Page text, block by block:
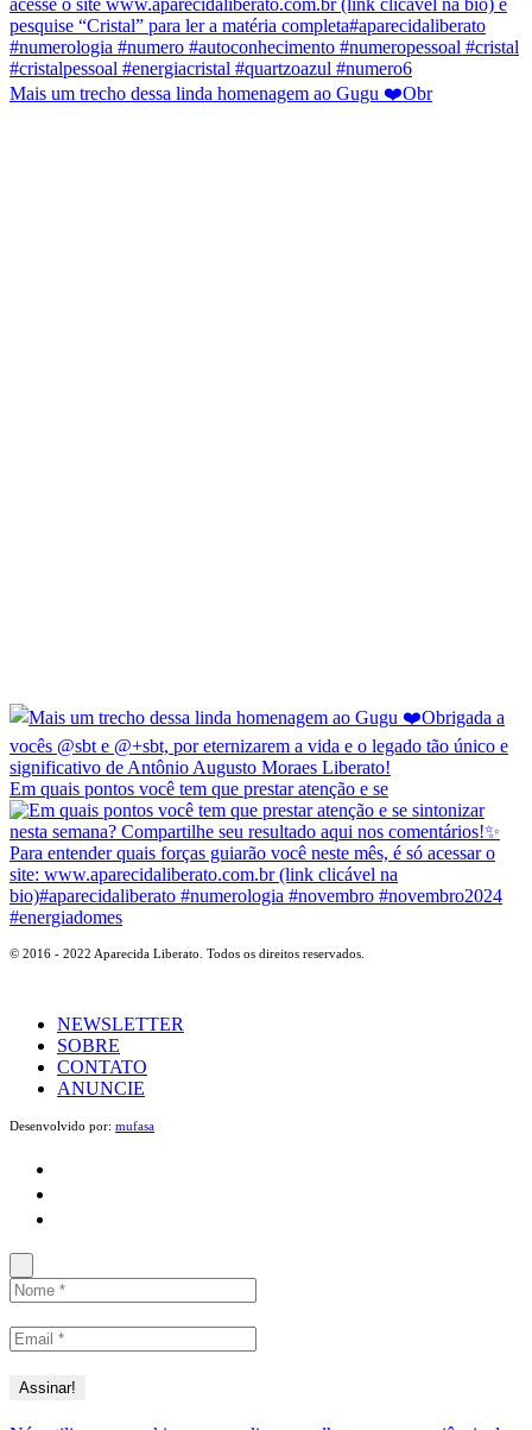
Mais um trecho dessa linda homenagem ao Gugu ❤️Obr
Em quais pontos você tem que prestar atenção e se
© 2016 - 2022 Aparecida Liberato. Todos os direitos reservados.
NEWSLETTER
SOBRE
CONTATO
ANUNCIE
Desenvolvido por: mufasa